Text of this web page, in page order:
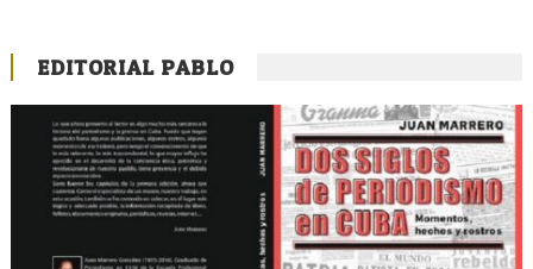
EDITORIAL PABLO